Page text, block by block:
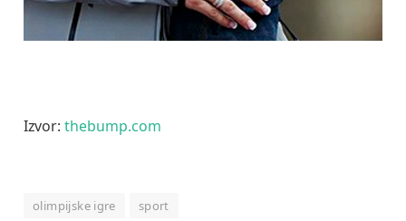
Izvor: thebump.com
olimpijske igre sport